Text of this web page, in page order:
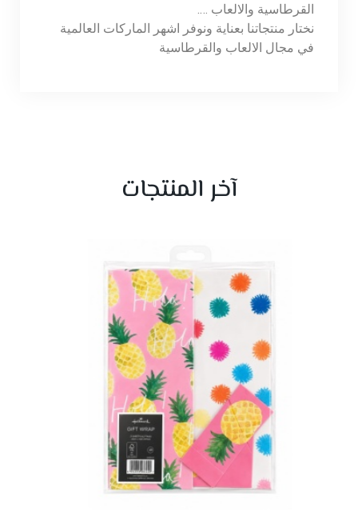
القرطاسية والالعاب ….
نختار منتجاتنا بعناية ونوفر اشهر الماركات العالمية
في مجال الالعاب والقرطاسية
آخر المنتجات